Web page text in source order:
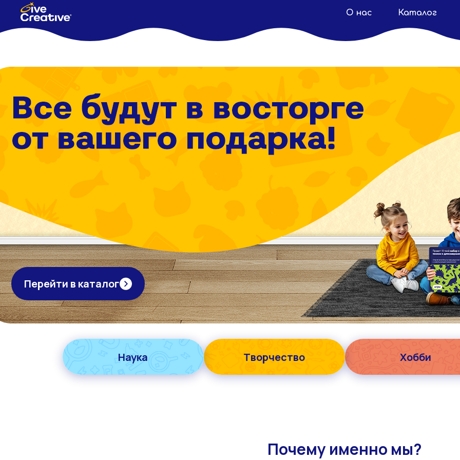
О нас Каталог
Перейти в каталог
Наука Творчество Хобби
Почему именно мы?